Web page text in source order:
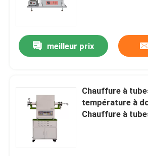
Visite de l'usine
Contrôle de la qualité
Demandez un devis
meilleur prix
Chauffure à
température à
Chauffure à